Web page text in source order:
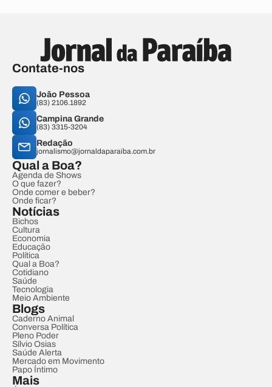
Contate-nos
João Pessoa
(83) 2106.1892
Campina Grande
(83) 3315-3204
Redação
jornalismo@jornaldaparaiba.com.br
Qual a Boa?
Agenda de Shows
O que fazer?
Onde comer e beber?
Onde ficar?
Notícias
Bichos
Cultura
Economia
Educação
Política
Qual a Boa?
Cotidiano
Saúde
Tecnologia
Meio Ambiente
Blogs
Caderno Animal
Conversa Política
Pleno Poder
Sílvio Osias
Saúde Alerta
Mercado em Movimento
Papo Íntimo
Mais